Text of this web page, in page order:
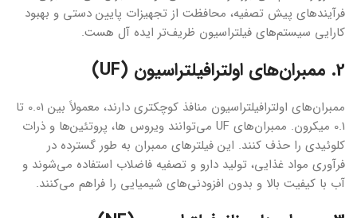
فرآیندهای پیش تصفیه، محافظت از تجهیزات پایین دستی و بهبود
کارایی سیستم‌های فیلتراسیون ظریف‌تر ایده آل هست.
2. ممبران‌های اولترافیلتراسیون (UF)
ممبران‌های اولترافیلتراسیون منافذ کوچکتری دارند، معمولاً بین 0.01 تا
0.1 میکرون. ممبران‌های UF می‌توانند ویروس ها، پروتئین‌ها و ذرات
کلوئیدی را حذف کنند. این فیلترهای ممبران به طور گسترده در
فرآوری مواد غذایی، تولید دارو و تصفیه فاضلاب استفاده می‌شوند و
آب با کیفیت بالا و بدون افزودنی‌های شیمیایی را فراهم می‌کنند.